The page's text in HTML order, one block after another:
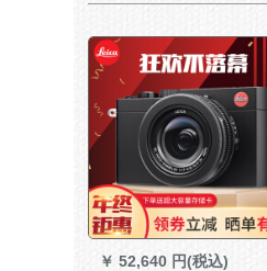
￥ 52,640 円(税込)